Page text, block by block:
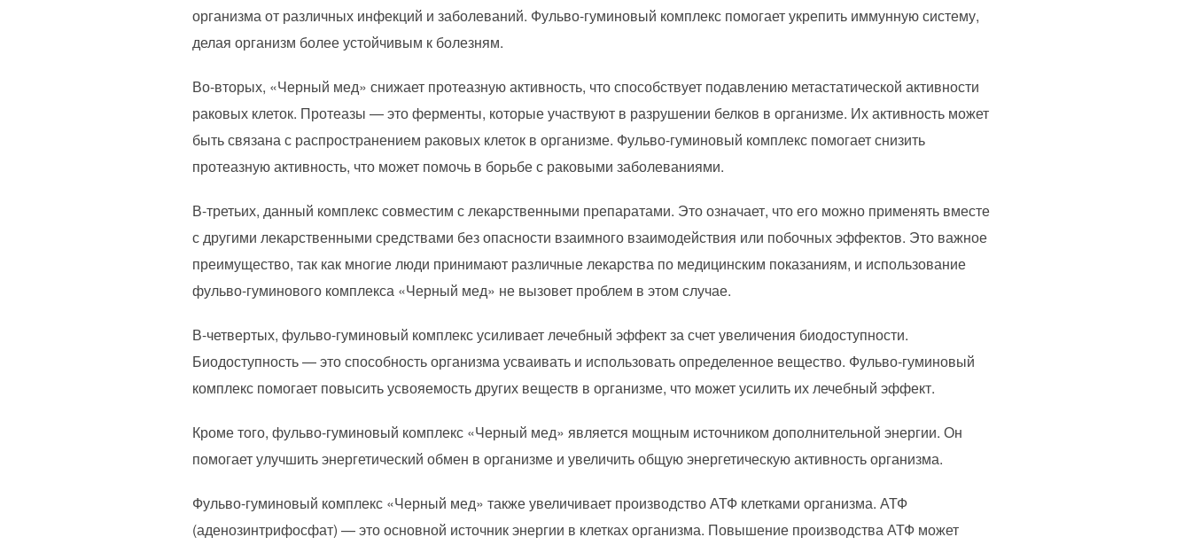
организма от различных инфекций и заболеваний. Фульво-гуминовый комплекс помогает укрепить иммунную систему,
делая организм более устойчивым к болезням.
Во-вторых, «Черный мед» снижает протеазную активность, что способствует подавлению метастатической активности
раковых клеток. Протеазы — это ферменты, которые участвуют в разрушении белков в организме. Их активность может
быть связана с распространением раковых клеток в организме. Фульво-гуминовый комплекс помогает снизить
протеазную активность, что может помочь в борьбе с раковыми заболеваниями.
В-третьих, данный комплекс совместим с лекарственными препаратами. Это означает, что его можно применять вместе
с другими лекарственными средствами без опасности взаимного взаимодействия или побочных эффектов. Это важное
преимущество, так как многие люди принимают различные лекарства по медицинским показаниям, и использование
фульво-гуминового комплекса «Черный мед» не вызовет проблем в этом случае.
В-четвертых, фульво-гуминовый комплекс усиливает лечебный эффект за счет увеличения биодоступности.
Биодоступность — это способность организма усваивать и использовать определенное вещество. Фульво-гуминовый
комплекс помогает повысить усвояемость других веществ в организме, что может усилить их лечебный эффект.
Кроме того, фульво-гуминовый комплекс «Черный мед» является мощным источником дополнительной энергии. Он
помогает улучшить энергетический обмен в организме и увеличить общую энергетическую активность организма.
Фульво-гуминовый комплекс «Черный мед» также увеличивает производство АТФ клетками организма. АТФ
(аденозинтрифосфат) — это основной источник энергии в клетках организма. Повышение производства АТФ может